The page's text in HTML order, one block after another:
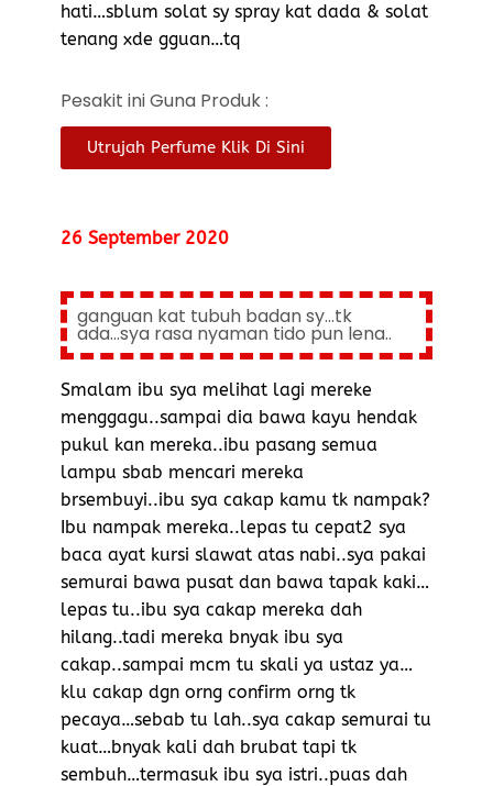
hati…sblum solat sy spray kat dada & solat
tenang xde gguan…tq
Pesakit ini Guna Produk :
Utrujah Perfume Klik Di Sini
26 September 2020
ganguan kat tubuh badan sy...tk
ada...sya rasa nyaman tido pun lena..
Smalam ibu sya melihat lagi mereke
menggagu..sampai dia bawa kayu hendak
pukul kan mereka..ibu pasang semua
lampu sbab mencari mereka
brsembuyi..ibu sya cakap kamu tk nampak?
Ibu nampak mereka..lepas tu cepat2 sya
baca ayat kursi slawat atas nabi..sya pakai
semurai bawa pusat dan bawa tapak kaki…
lepas tu..ibu sya cakap mereka dah
hilang..tadi mereka bnyak ibu sya
cakap..sampai mcm tu skali ya ustaz ya…
klu cakap dgn orng confirm orng tk
pecaya…sebab tu lah..sya cakap semurai tu
kuat…bnyak kali dah brubat tapi tk
sembuh…termasuk ibu sya istri..puas dah